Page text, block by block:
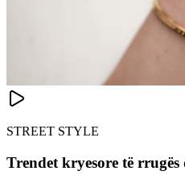
STREET STYLE
Trendet kryesore të rrugës